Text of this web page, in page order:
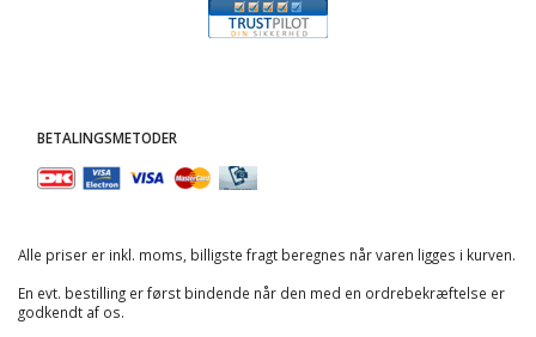
BETALINGSMETODER
Alle priser er inkl. moms, billigste fragt beregnes når varen ligges i kurven.
En evt. bestilling er først bindende når den med en ordrebekræftelse er
godkendt af os.